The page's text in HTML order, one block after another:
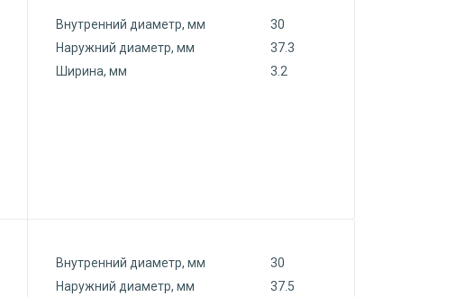
Внутренний диаметр, мм
30
Наружний диаметр, мм
37.3
Ширина, мм
3.2
Внутренний диаметр, мм
30
Наружний диаметр, мм
37.5